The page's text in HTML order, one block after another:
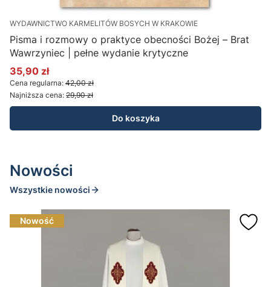
WYDAWNICTWO KARMELITÓW BOSYCH W KRAKOWIE
Pisma i rozmowy o praktyce obecności Bożej – Brat
Wawrzyniec | pełne wydanie krytyczne
Cena promocyjna
35,90 zł
Cena regularna: 42,00 zł
Najniższa cena: 29,90 zł
Do koszyka
Nowości
Wszystkie nowości
Nowość